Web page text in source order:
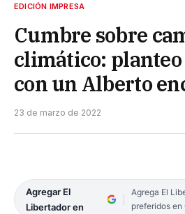
EDICIÓN IMPRESA
Cumbre sobre
climático:
con un Alberto
23 de marzo de 2022
Agregar El
Libertador en
Agrega El
preferidos en